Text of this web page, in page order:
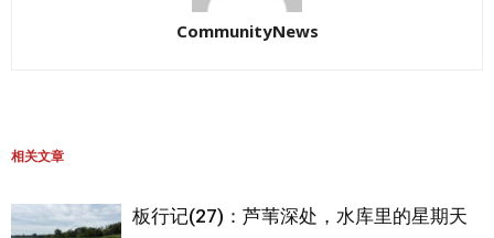
CommunityNews
相关文章
板行记(27)：芦苇深处，水库里的星期天